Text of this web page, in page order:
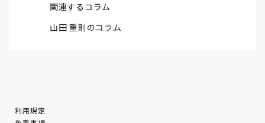
関連するコラム
山田 重則のコラム
利用規定